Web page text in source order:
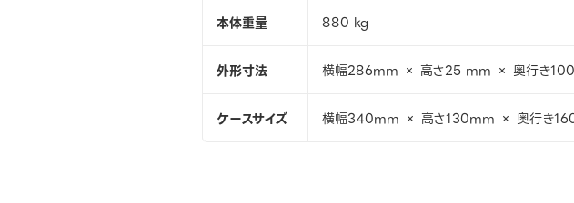
本体重量 880 kg
外形寸法 横幅286mm × 高さ25 mm × 奥行き
ケースサイズ 横幅340mm × 高さ130mm × 奥行き